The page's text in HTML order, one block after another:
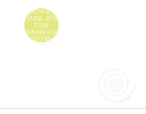
NOCH 692
TAGE BIS
ZUM
KONGRESS
2028!